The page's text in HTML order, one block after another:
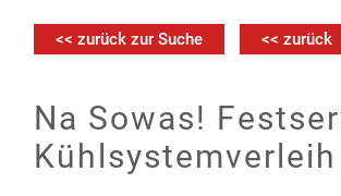
<< zurück zur Suche << zurück
Na Sowas!
Kühlsystemverleih